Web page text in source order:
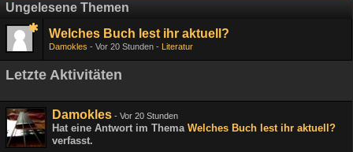
Ungelesene Themen
Welches Buch lest ihr aktuell?
Damokles Vor 20 Stunden Literatur
Letzte Aktivitäten
Damokles - Vor 20 Stunden
Hat eine Antwort im Thema Welches Buch lest ihr aktuell?
verfasst.